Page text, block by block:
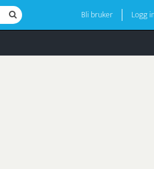
Bli bruker Logg